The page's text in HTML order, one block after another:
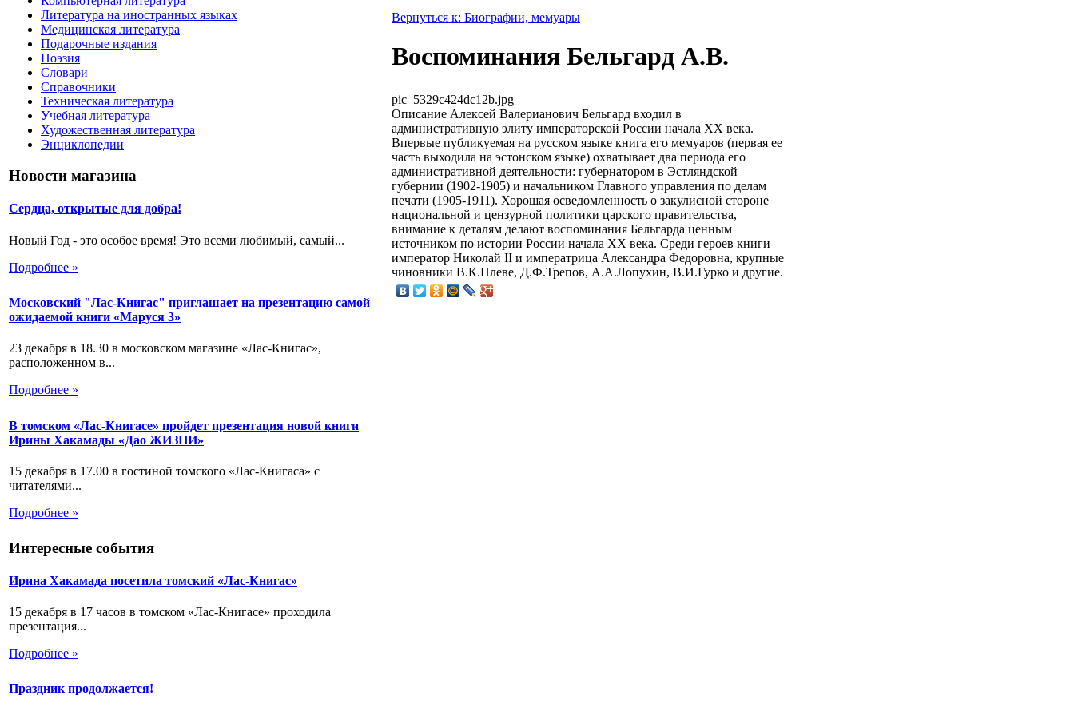
Литература на иностранных языках
Медицинская литература
Подарочные издания
Поэзия
Словари
Справочники
Техническая литература
Учебная литература
Художественная литература
Энциклопедии
Новости магазина
Сердца, открытые для добра!
Новый Год - это особое время! Это всеми любимый, самый...
Подробнее »
Московский "Лас-Книгас" приглашает на презентацию самой
ожидаемой книги «Маруся 3»
23 декабря в 18.30 в московском магазине «Лас-Книгас»,
расположенном в...
Подробнее »
В томском «Лас-Книгасе» пройдет презентация новой книги
Ирины Хакамады «Дао ЖИЗНИ»
15 декабря в 17.00 в гостиной томского «Лас-Книгаса» с
читателями...
Подробнее »
Интересные события
Ирина Хакамада посетила томский «Лас-Книгас»
15 декабря в 17 часов в томском «Лас-Книгасе» проходила
презентация...
Подробнее »
Праздник продолжается!
Вернуться к: Биографии, мемуары
Воспоминания Бельгард А.В.
pic_5329c424dc12b.jpg
Описание Алексей Валерианович Бельгард входил в
административную элиту императорской России начала ХХ века.
Впервые публикуемая на русском языке книга его мемуаров (первая ее
часть выходила на эстонском языке) охватывает два периода его
административной деятельности: губернатором в Эстляндской
губернии (1902-1905) и начальником Главного управления по делам
печати (1905-1911). Хорошая осведомленность о закулисной стороне
национальной и цензурной политики царского правительства,
внимание к деталям делают воспоминания Бельгарда ценным
источником по истории России начала ХХ века. Среди героев книги
император Николай II и императрица Александра Федоровна, крупные
чиновники В.К.Плеве, Д.Ф.Трепов, А.А.Лопухин, В.И.Гурко и другие.